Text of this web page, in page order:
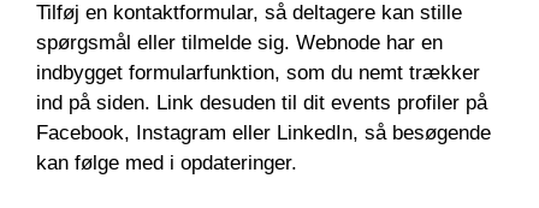
Tilføj en kontaktformular, så deltagere kan stille
spørgsmål eller tilmelde sig. Webnode har en
indbygget formularfunktion, som du nemt trækker
ind på siden. Link desuden til dit events profiler på
Facebook, Instagram eller LinkedIn, så besøgende
kan følge med i opdateringer.